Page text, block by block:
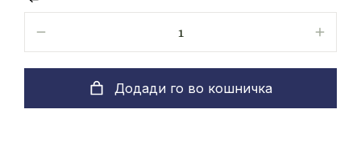
Додади го во кошничка